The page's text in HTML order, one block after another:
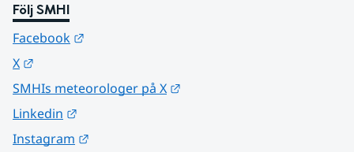
Följ SMHI
Facebook
X
SMHIs meteorologer på X
Linkedin
Instagram